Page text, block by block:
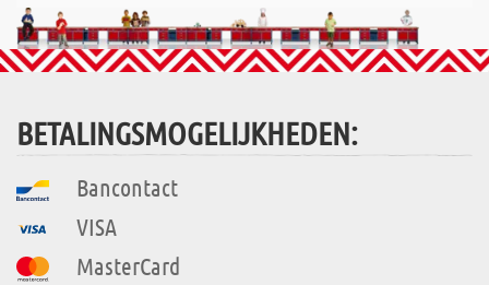
BETALINGSMOGELIJKHEDEN:
Bancontact
VISA
MasterCard